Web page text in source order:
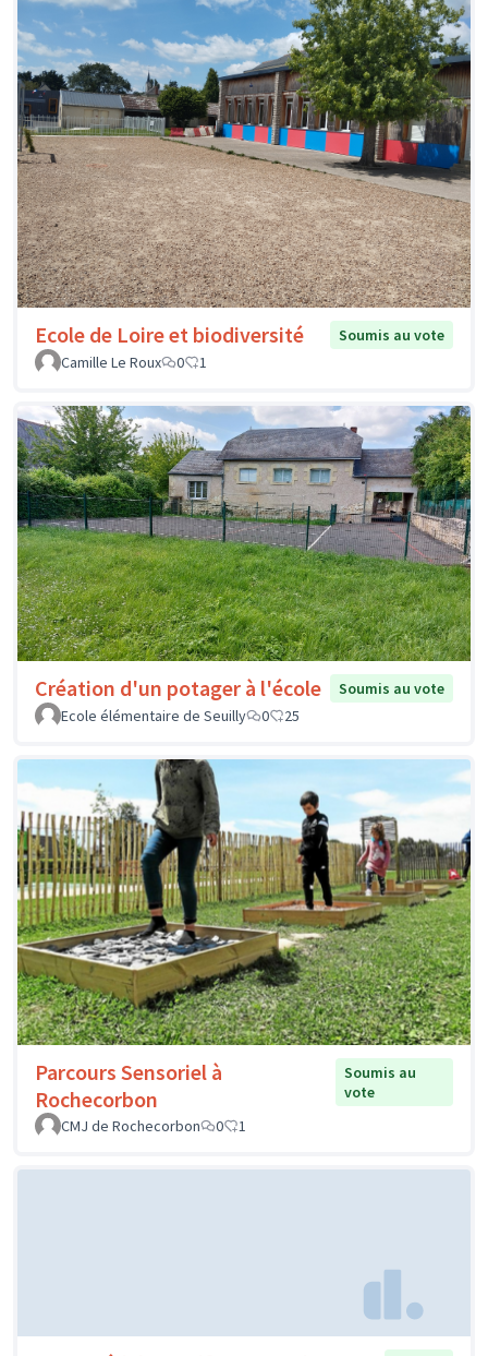
Ecole de Loire et biodiversité
Soumis au vote
Camille Le Roux
0 1
Création d'un potager à l'école
Soumis au vote
Ecole élémentaire de Seuilly
0 25
Parcours Sensoriel à
Rochecorbon
Soumis au
vote
CMJ de Rochecorbon
0 1